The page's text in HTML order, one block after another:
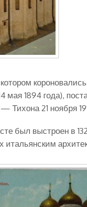
1894 года),
21 ноября
был выстроен в
итальянским